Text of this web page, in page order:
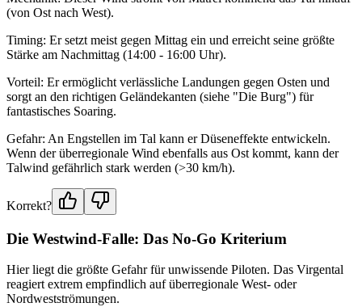
(von Ost nach West).
Timing: Er setzt meist gegen Mittag ein und erreicht seine größte
Stärke am Nachmittag (14:00 - 16:00 Uhr).
Vorteil: Er ermöglicht verlässliche Landungen gegen Osten und
sorgt an den richtigen Geländekanten (siehe "Die Burg") für
fantastisches Soaring.
Gefahr: An Engstellen im Tal kann er Düseneffekte entwickeln.
Wenn der überregionale Wind ebenfalls aus Ost kommt, kann der
Talwind gefährlich stark werden (>30 km/h).
Korrekt?
Die Westwind-Falle: Das No-Go Kriterium
Hier liegt die größte Gefahr für unwissende Piloten. Das Virgental
reagiert extrem empfindlich auf überregionale West- oder
Nordwestströmungen.